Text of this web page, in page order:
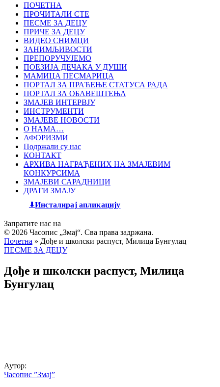
ПОЧЕТНА
ПРОЧИТАЛИ СТЕ
ПЕСМЕ ЗА ДЕЦУ
ПРИЧЕ ЗА ДЕЦУ
ВИДЕО СНИМЦИ
ЗАНИМЉИВОСТИ
ПРЕПОРУЧУЈЕМО
ПОЕЗИЈА ДЕЧАКА У ДУШИ
МАМИЦА ПЕСМАРИЦА
ПОРТАЛ ЗА ПРАЋЕЊЕ СТАТУСА РАДА
ПОРТАЛ ЗА ОБАВЕШТЕЊА
ЗМАЈЕВ ИНТЕРВЈУ
ИНСТРУМЕНТИ
ЗМАЈЕВЕ НОВОСТИ
О НАМА…
АФОРИЗМИ
Подржали су нас
КОНТАКТ
АРХИВА НАГРАЂЕНИХ НА ЗМАЈЕВИМ
КОНКУРСИМА
ЗМАЈЕВИ САРАДНИЦИ
ДРАГИ ЗМАЈУ
Инсталирај апликацију
Запратите нас на
© 2026 Часопис „Змај“. Сва права задржана.
Почетна » Дође и школски распуст, Милица Бунгулац
ПЕСМЕ ЗА ДЕЦУ
Дође и школски распуст, Милица
Бунгулац
Аутор:
Часопис ”Змај”